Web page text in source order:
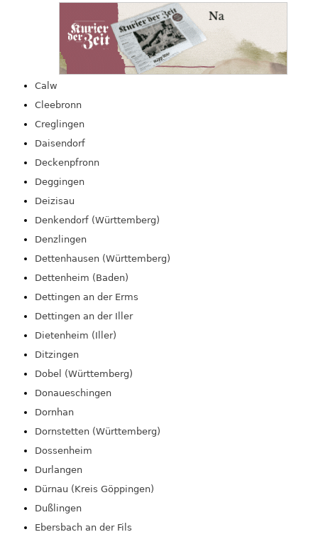
Calw
Cleebronn
Creglingen
Daisendorf
Deckenpfronn
Deggingen
Deizisau
Denkendorf (Württemberg)
Denzlingen
Dettenhausen (Württemberg)
Dettenheim (Baden)
Dettingen an der Erms
Dettingen an der Iller
Dietenheim (Iller)
Ditzingen
Dobel (Württemberg)
Donaueschingen
Dornhan
Dornstetten (Württemberg)
Dossenheim
Durlangen
Dürnau (Kreis Göppingen)
Dußlingen
Ebersbach an der Fils